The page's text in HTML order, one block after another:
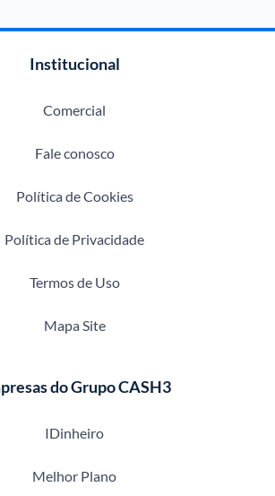
Institucional
Comercial
Fale conosco
Política de Cookies
Política de Privacidade
Termos de Uso
Mapa Site
do Grupo CASH3
IDinheiro
Melhor Plano